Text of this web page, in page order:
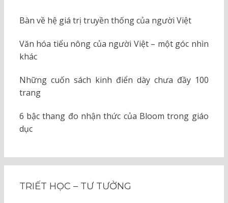
Bàn về hệ giá trị truyền thống của người Việt
Văn hóa tiểu nông của người Việt – một góc nhìn
khác
Những cuốn sách kinh điển dày chưa đầy 100
trang
6 bậc thang đo nhận thức của Bloom trong giáo
dục
TRIẾT HỌC – TƯ TƯỞNG